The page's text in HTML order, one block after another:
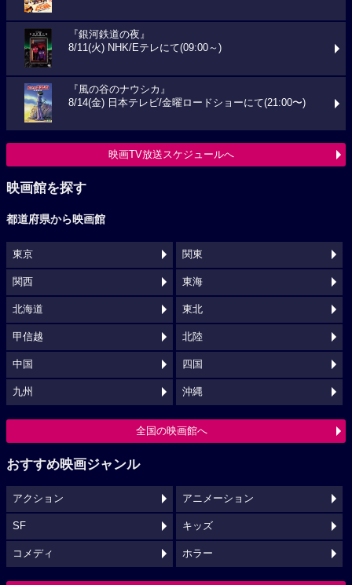
『銀河鉄道の夜』
8/11(火) NHK/Eテレにて(09:00～)
『風の谷のナウシカ』
8/14(金) 日本テレビ/金曜ロードショーにて(21:00〜)
映画TV放送スケジュールへ
映画館を探す
都道府県から映画館
東京 関東
関西 東海
北海道 東北
甲信越 北陸
中国 四国
九州 沖縄
全国の映画館へ
おすすめ映画ジャンル
アクション アニメーション
SF キッズ
コメディ ホラー